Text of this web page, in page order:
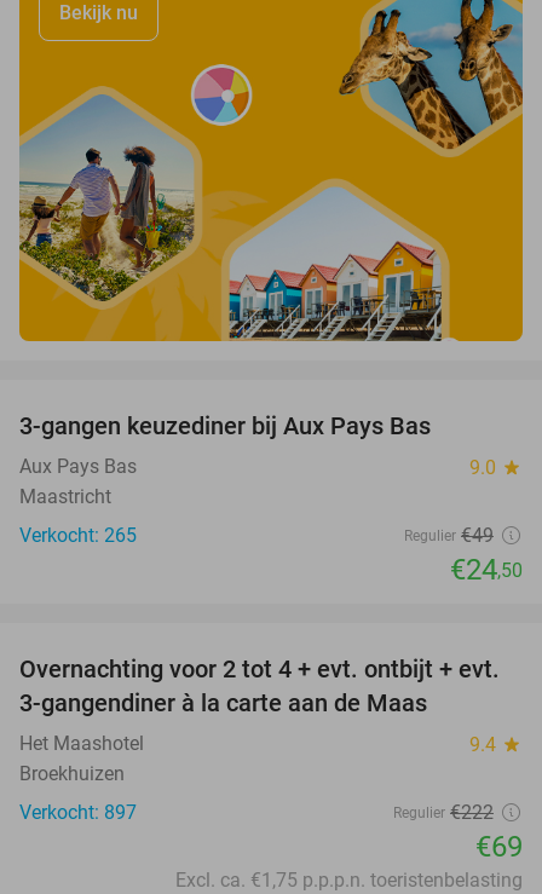
Bekijk nu
3-gangen keuzediner bij Aux Pays Bas
Aux Pays Bas 9.0 star
Maastricht
Verkocht: 265
Regulier €49
€24,50
69%
Overnachting voor 2 tot 4 + evt. ontbijt + evt.
3-gangendiner à la carte aan de Maas
Het Maashotel 9.4 star
Broekhuizen
Verkocht: 897
Regulier €222
€69
Excl. ca. €1,75 p.p.p.n. toeristenbelasting